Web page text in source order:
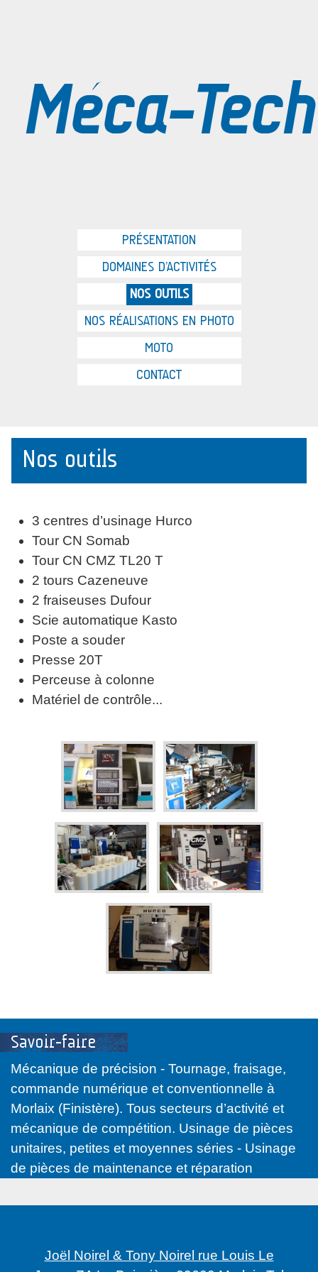
Méca-Tech
PRÉSENTATION
DOMAINES D’ACTIVITÉS
NOS OUTILS
NOS RÉALISATIONS EN PHOTO
MOTO
CONTACT
Nos outils
3 centres d’usinage Hurco
Tour CN Somab
Tour CN CMZ TL20 T
2 tours Cazeneuve
2 fraiseuses Dufour
Scie automatique Kasto
Poste a souder
Presse 20T
Perceuse à colonne
Matériel de contrôle...
Savoir-faire
Mécanique de précision - Tournage, fraisage,
commande numérique et conventionnelle à
Morlaix (Finistère). Tous secteurs d’activité et
mécanique de compétition. Usinage de pièces
unitaires, petites et moyennes séries - Usinage
de pièces de maintenance et réparation
Joël Noirel & Tony Noirel rue Louis Le